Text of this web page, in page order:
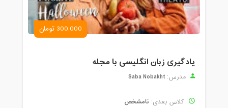
300,000 تومان
یادگیری زبان انگلیسی با مجله
مدرس: Saba Nobakht
کلاس بعدی: نامشخص